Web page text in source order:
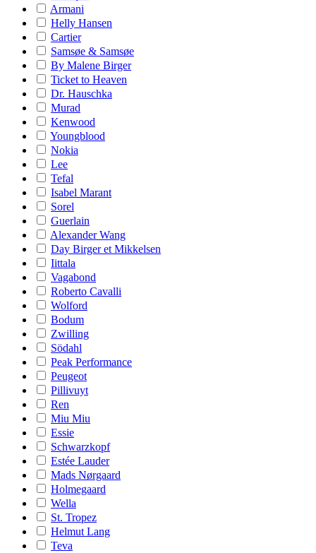
Armani
Helly Hansen
Cartier
Samsøe & Samsøe
By Malene Birger
Ticket to Heaven
Dr. Hauschka
Murad
Kenwood
Youngblood
Nokia
Lee
Tefal
Isabel Marant
Sorel
Guerlain
Alexander Wang
Day Birger et Mikkelsen
Iittala
Vagabond
Roberto Cavalli
Wolford
Bodum
Zwilling
Södahl
Peak Performance
Peugeot
Pillivuyt
Ren
Miu Miu
Essie
Schwarzkopf
Estée Lauder
Mads Nørgaard
Holmegaard
Wella
St. Tropez
Helmut Lang
Teva